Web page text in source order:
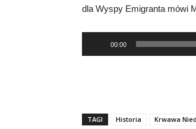
dla Wyspy Emigranta mówi
plików
00:00
TAGI Historia Krwawa